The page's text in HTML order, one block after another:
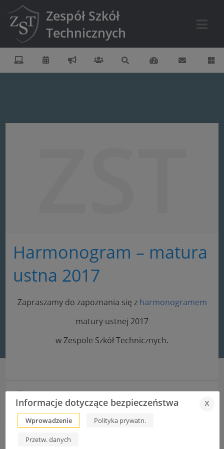
Zespół Szkół
Technicznych
Harmonogram – matura
ustna 2017
Zapraszamy do zapoznania się z harmonogramem
matury ustnej 2017
w Zespole Szkół Technicznych.
Zespół Szkół Technicznych z nowym laboratorium
KONKURS JĘZYKOWO-LITERACKI „POLONISTA NA 102”
Informacje dotyczące bezpieczeństwa x
Wprowadzenie Polityka prywatn.
Przetw. danych